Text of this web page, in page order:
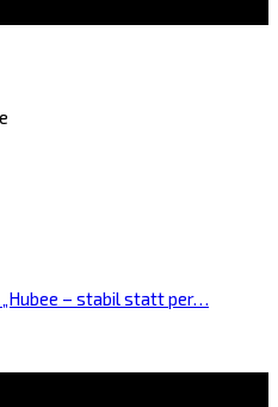
„Hubee – stabil statt per…